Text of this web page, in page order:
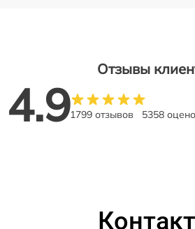
Отзывы
4.91799 отзывов 5358